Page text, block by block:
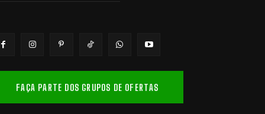
FAÇA PARTE DOS GRUPOS DE OFERTAS